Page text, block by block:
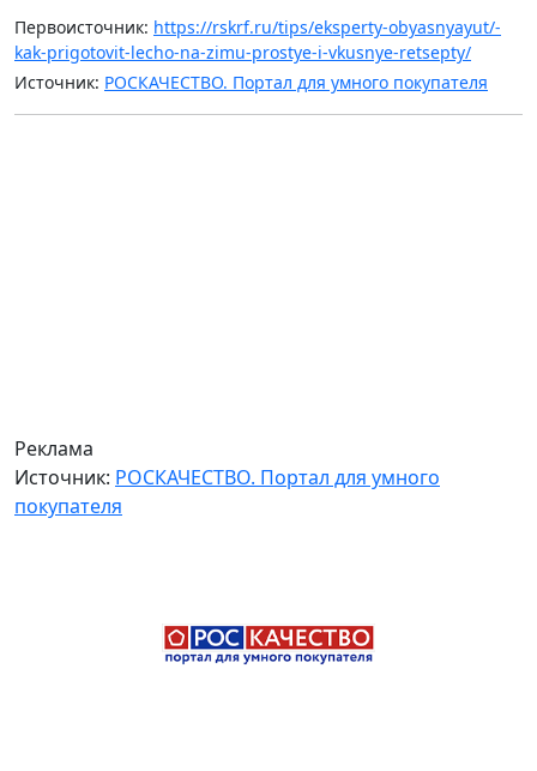
Первоисточник: https://rskrf.ru/tips/eksperty-obyasnyayut/-
kak-prigotovit-lecho-na-zimu-prostye-i-vkusnye-retsepty/
Источник: РОСКАЧЕСТВО. Портал для умного покупателя
Реклама
Источник: РОСКАЧЕСТВО. Портал для умного
покупателя